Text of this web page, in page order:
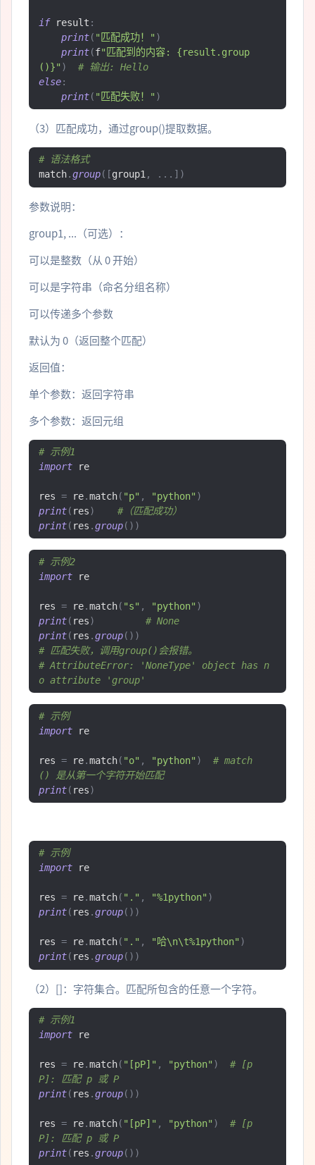
if result :
print( "匹配成功！" )
print(f"匹配到的内容: {result.group
()}" )
# 输出: Hello
else:
print( "匹配失败！" )
（3）匹配成功，通过group()提取数据。
# 语法格式
match.group([group1, ...])
参数说明：
group1, ...（可选）：
可以是整数（从 0 开始）
可以是字符串（命名分组名称）
可以传递多个参数
默认为 0（返回整个匹配）
返回值：
单个参数：返回字符串
多个参数：返回元组
# 示例1
import re
res = re.match( "p" , "python" )
print( res)
#（匹配成功）
print( res .group())
# 示例2
import re
res = re.match( "s" , "python" )
print( res)
# None
print( res .group())
# 匹配失败，调用group()会报错。
# AttributeError: 'NoneType' object has n
o attribute 'group'
# 示例
import re
res = re.match( "o" , "python" )
# match
() 是从第一个字符开始匹配
print( res)
# 示例
import re
res = re.match( "." , "%1python" )
print( res .group())
res = re.match( "." , "哈\n\t%1python" )
print( res .group())
（2）[]：字符集合。匹配所包含的任意一个字符。
# 示例1
import re
res = re.match( "[pP]" , "python" )
# [p
P]: 匹配 p 或 P
print( res .group())
res = re.match( "[pP]" , "python" )
# [p
P]: 匹配 p 或 P
print( res .group())